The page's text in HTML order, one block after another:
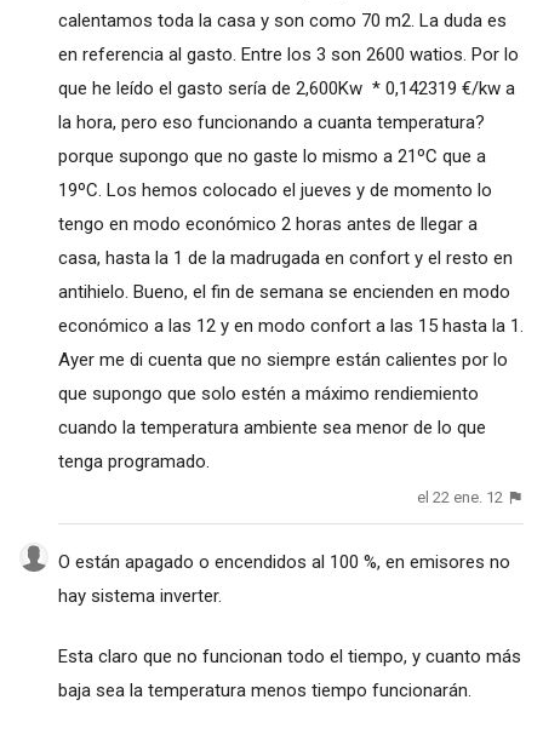
calentamos toda la casa y son como 70 m2. La duda es
en referencia al gasto. Entre los 3 son 2600 watios. Por lo
que he leído el gasto sería de 2,600Kw * 0,142319 €/kw a
la hora, pero eso funcionando a cuanta temperatura?
porque supongo que no gaste lo mismo a 21ºC que a
19ºC. Los hemos colocado el jueves y de momento lo
tengo en modo económico 2 horas antes de llegar a
casa, hasta la 1 de la madrugada en confort y el resto en
antihielo. Bueno, el fin de semana se encienden en modo
económico a las 12 y en modo confort a las 15 hasta la 1.
Ayer me di cuenta que no siempre están calientes por lo
que supongo que solo estén a máximo rendiemiento
cuando la temperatura ambiente sea menor de lo que
tenga programado.
el 22 ene. 12
O están apagado o encendidos al 100 %, en emisores no
hay sistema inverter.
Esta claro que no funcionan todo el tiempo, y cuanto más
baja sea la temperatura menos tiempo funcionarán.